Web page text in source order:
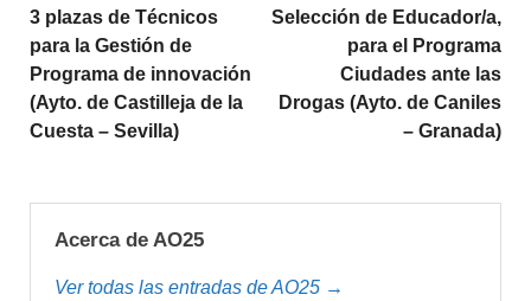
3 plazas de Técnicos
para la Gestión de
Programa de innovación
(Ayto. de Castilleja de la
Cuesta – Sevilla)
Selección de Educador/a,
para el Programa
Ciudades ante las
Drogas (Ayto. de Caniles
– Granada)
Acerca de AO25
Ver todas las entradas de AO25 →